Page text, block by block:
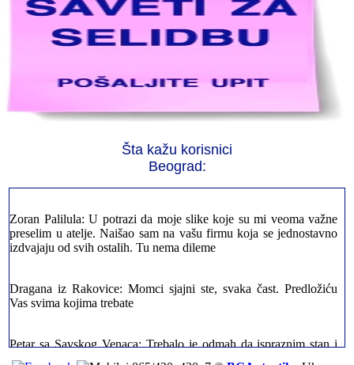
Šta kažu korisnici
Beograd:
Jelena sa Čukarice: Mogu da pohvalim sve radnike u firmi jer su
Milica iz Novog Beograda: Zahvaljujuću vašoj firmi. Istog dana
sam preselila sve stvari u moj novi stan. Hvala Vam puno
preselim u atelje. Naišao sam na vašu firmu koja se jednostavno
izdvajaju od svih ostalih. Tu nema dileme
Vas svima kojima trebate
prebacim stvari u drugi. Pozvao sam vašu firmu. Ja ljudi ne znam
šta bi radio sada da ne postojite, Hvala Vam